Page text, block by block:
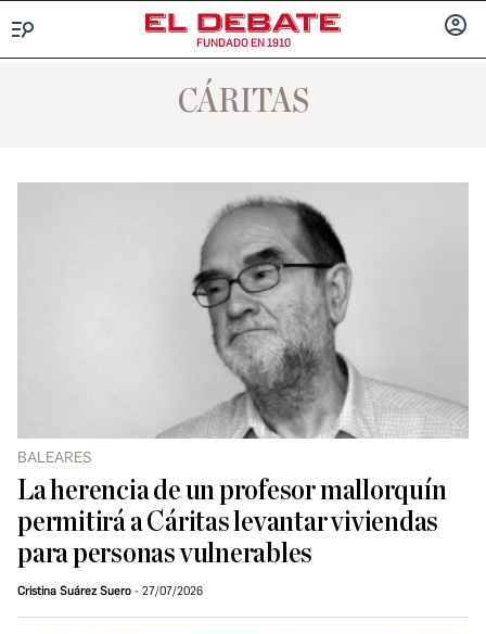
FUNDADO EN 1910
CÁRITAS
BALEARES
La herencia de un profesor mallorquín
permitirá a Cáritas levantar viviendas
para personas vulnerables
Cristina Suárez Suero 27/07/2026